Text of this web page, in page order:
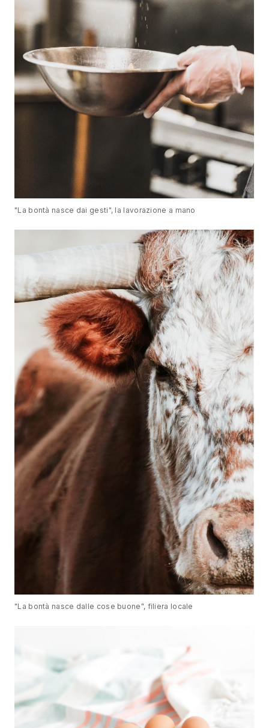
"La bontà nasce dai gesti", la lavorazione a mano
"La bontà nasce dalle cose buone", filiera locale